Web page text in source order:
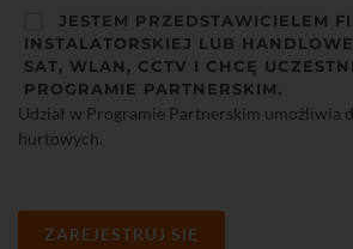
JESTEM PRZEDSTAWICIELEM
INSTALATORSKIEJ LUB
SAT, WLAN, CCTV I CHCĘ
PROGRAMIE PARTNERSKIM.
Udział w Programie Partnerskim umożliwia
hurtowych.
ZAREJESTRUJ SIĘ